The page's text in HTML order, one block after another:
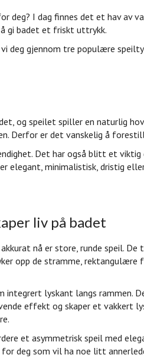
deg? I dag finnes det et hav
gi badet et friskt uttrykk.
deg gjennom tre populære
og speilet spiller en naturlig
Derfor er det vanskelig å
Det har også blitt et
elegant, minimalistisk, dristig
liv på badet
nå er store, runde speil.
opp de stramme, rektangulære
integrert lyskant langs rammen.
effekt og skaper et vakkert
et asymmetrisk speil med
deg som vil ha noe litt